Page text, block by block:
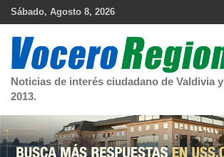
Skip
Sábado, Agosto 8, 2026
Noticias de interés ciudadano de Valdivia
2013.